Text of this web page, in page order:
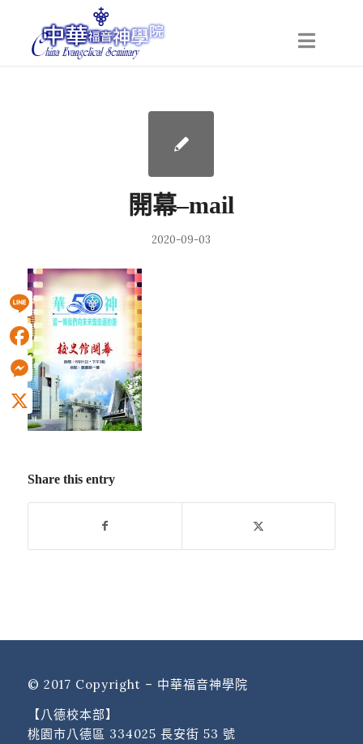
開幕–mail
2020-09-03
Share this entry
© 2017 Copyright – 中華福音神學院
【八德校本部】
桃園市八德區 334025 長安街 53 號
Line
Facebook
Messenger